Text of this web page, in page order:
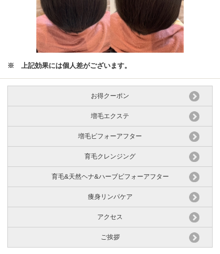
※ 上記効果には個人差がございます。
お得クーポン
増毛エクステ
増毛ビフォーアフター
育毛クレンジング
育毛&天然ヘナ&ハーブビフォーアフター
痩身リンパケア
アクセス
ご挨拶